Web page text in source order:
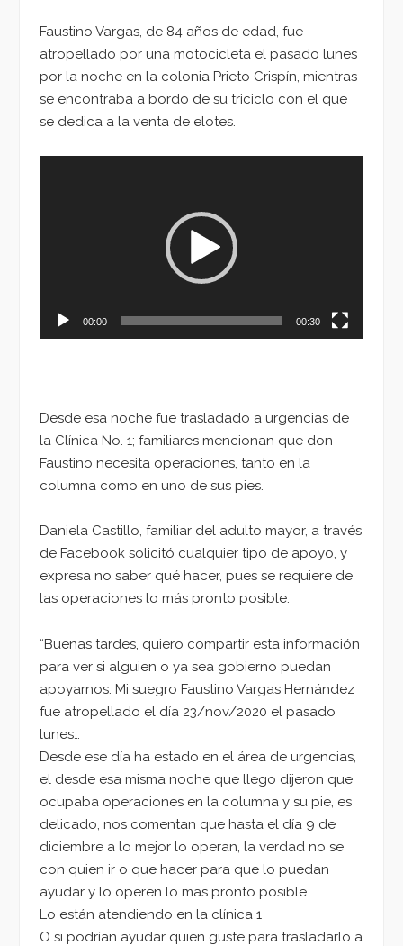
Faustino Vargas, de 84 años de edad, fue
atropellado por una motocicleta el pasado lunes
por la noche en la colonia Prieto Crispín, mientras
se encontraba a bordo de su triciclo con el que
se dedica a la venta de elotes.
00:00 00:30
Desde esa noche fue trasladado a urgencias de
la Clínica No. 1; familiares mencionan que don
Faustino necesita operaciones, tanto en la
columna como en uno de sus pies.
Daniela Castillo, familiar del adulto mayor, a través
de Facebook solicitó cualquier tipo de apoyo, y
expresa no saber qué hacer, pues se requiere de
las operaciones lo más pronto posible.
“Buenas tardes, quiero compartir esta información
para ver si alguien o ya sea gobierno puedan
apoyarnos. Mi suegro Faustino Vargas Hernández
fue atropellado el día 23/nov/2020 el pasado
lunes…
Desde ese día ha estado en el área de urgencias,
el desde esa misma noche que llego dijeron que
ocupaba operaciones en la columna y su pie, es
delicado, nos comentan que hasta el día 9 de
diciembre a lo mejor lo operan, la verdad no se
con quien ir o que hacer para que lo puedan
ayudar y lo operen lo mas pronto posible..
Lo están atendiendo en la clínica 1
O si podrían ayudar quien guste para trasladarlo a